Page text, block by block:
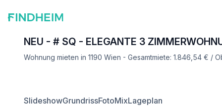
NEU - # SQ - ELEGANTE 3
Wohnung mieten in 1190 Wien - Gesamtmiete: 1.846,54 € /
SlideshowGrundrissFotoMixLageplan